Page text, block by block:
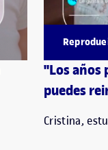
"Los años
puedes
Cristina,